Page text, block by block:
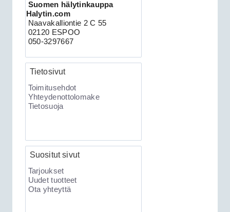
Clifford 330X2 autohälytin +
ultraääniliikeilmaisin DEI 509U
Suomen hälytinkauppa
Halytin.com
Naavakalliontie 2 C 55
02120 ESPOO
050-3297667
Tietosivut
Toimitusehdot
Yhteydenottolomake
Tietosuoja
Suositut sivut
Tarjoukset
Uudet tuotteet
Ota yhteyttä